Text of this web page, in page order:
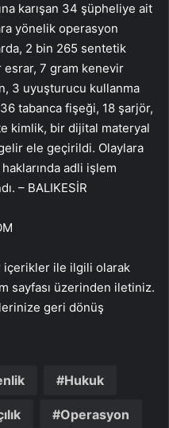
karışan 34 şüpheliye ait
yönelik operasyon
2 bin 265 sentetik
7 gram kenevir
3 uyuşturucu kullanma
tabanca fişeği, 18 şarjör,
kimlik, bir dijital materyal
ele geçirildi. Olaylara
adli işlem
– BALIKESİR
içerikler ile ilgili olarak
sayfası üzerinden iletiniz.
geri dönüş
Hukuk
Operasyon